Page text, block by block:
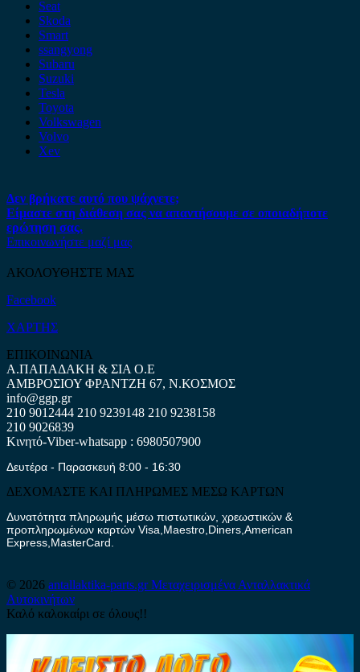
Seat
Skoda
Smart
ssangyong
Subaru
Suzuki
Tesla
Toyota
Volkswagen
Volvo
Xev
Δεν βρήκατε αυτό που ψάχνετε;
Είμαστε στη διάθεση σας να απαντήσουμε σε οποιαδήποτε
ερώτηση σας.
Επικοινωνήστε μαζί μας
ΑΚΟΛΟΥΘΗΣΤΕ ΜΑΣ
Facebook
ΧΑΡΤΗΣ
ΕΠΙΚΟΙΝΩΝΙΑ
Α.ΠΑΠΑΔΑΚΗ & ΣΙΑ Ο.Ε
ΑΜΒΡΟΣΙΟΥ ΦΡΑΝΤΖΗ 67, Ν.ΚΟΣΜΟΣ
info@ggp.gr
210 9012444 210 9239148 210 9238158
210 9026839
Κινητό-Viber-whatsapp : 6980507900
Δευτέρα - Παρασκευή 8:00 - 16:30
ΔΕΧΟΜΑΣΤΕ ΚΑΙ ΠΛΗΡΩΜΕΣ ΜΕΣΩ ΚΑΡΤΩΝ
Δυνατότητα πληρωμής μέσω πιστωτικών, χρεωστικών &
προπληρωμένων καρτών Visa,Maestro,Diners,American
Express,MasterCard.
© 2026 antallaktika-parts.grΜεταχειρισμένα Ανταλλακτικά
Αυτοκινήτων
Καλό καλοκαίρι σε όλους!!